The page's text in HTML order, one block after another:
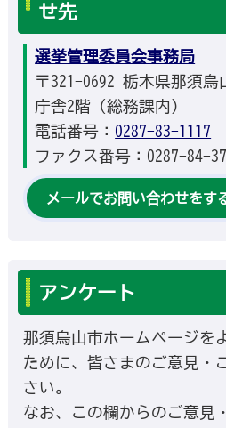
せ先
選挙管理委員会事務局
〒321-0692 栃木県那須
庁舎2階（総務課内）
電話番号： 0287-83-1117
ファクス番号：0287-84-
メールでお問い合わせをす
アンケート
那須烏山市ホームページを
ために、皆さまのご意見・
さい。
なお、この欄からのご意見